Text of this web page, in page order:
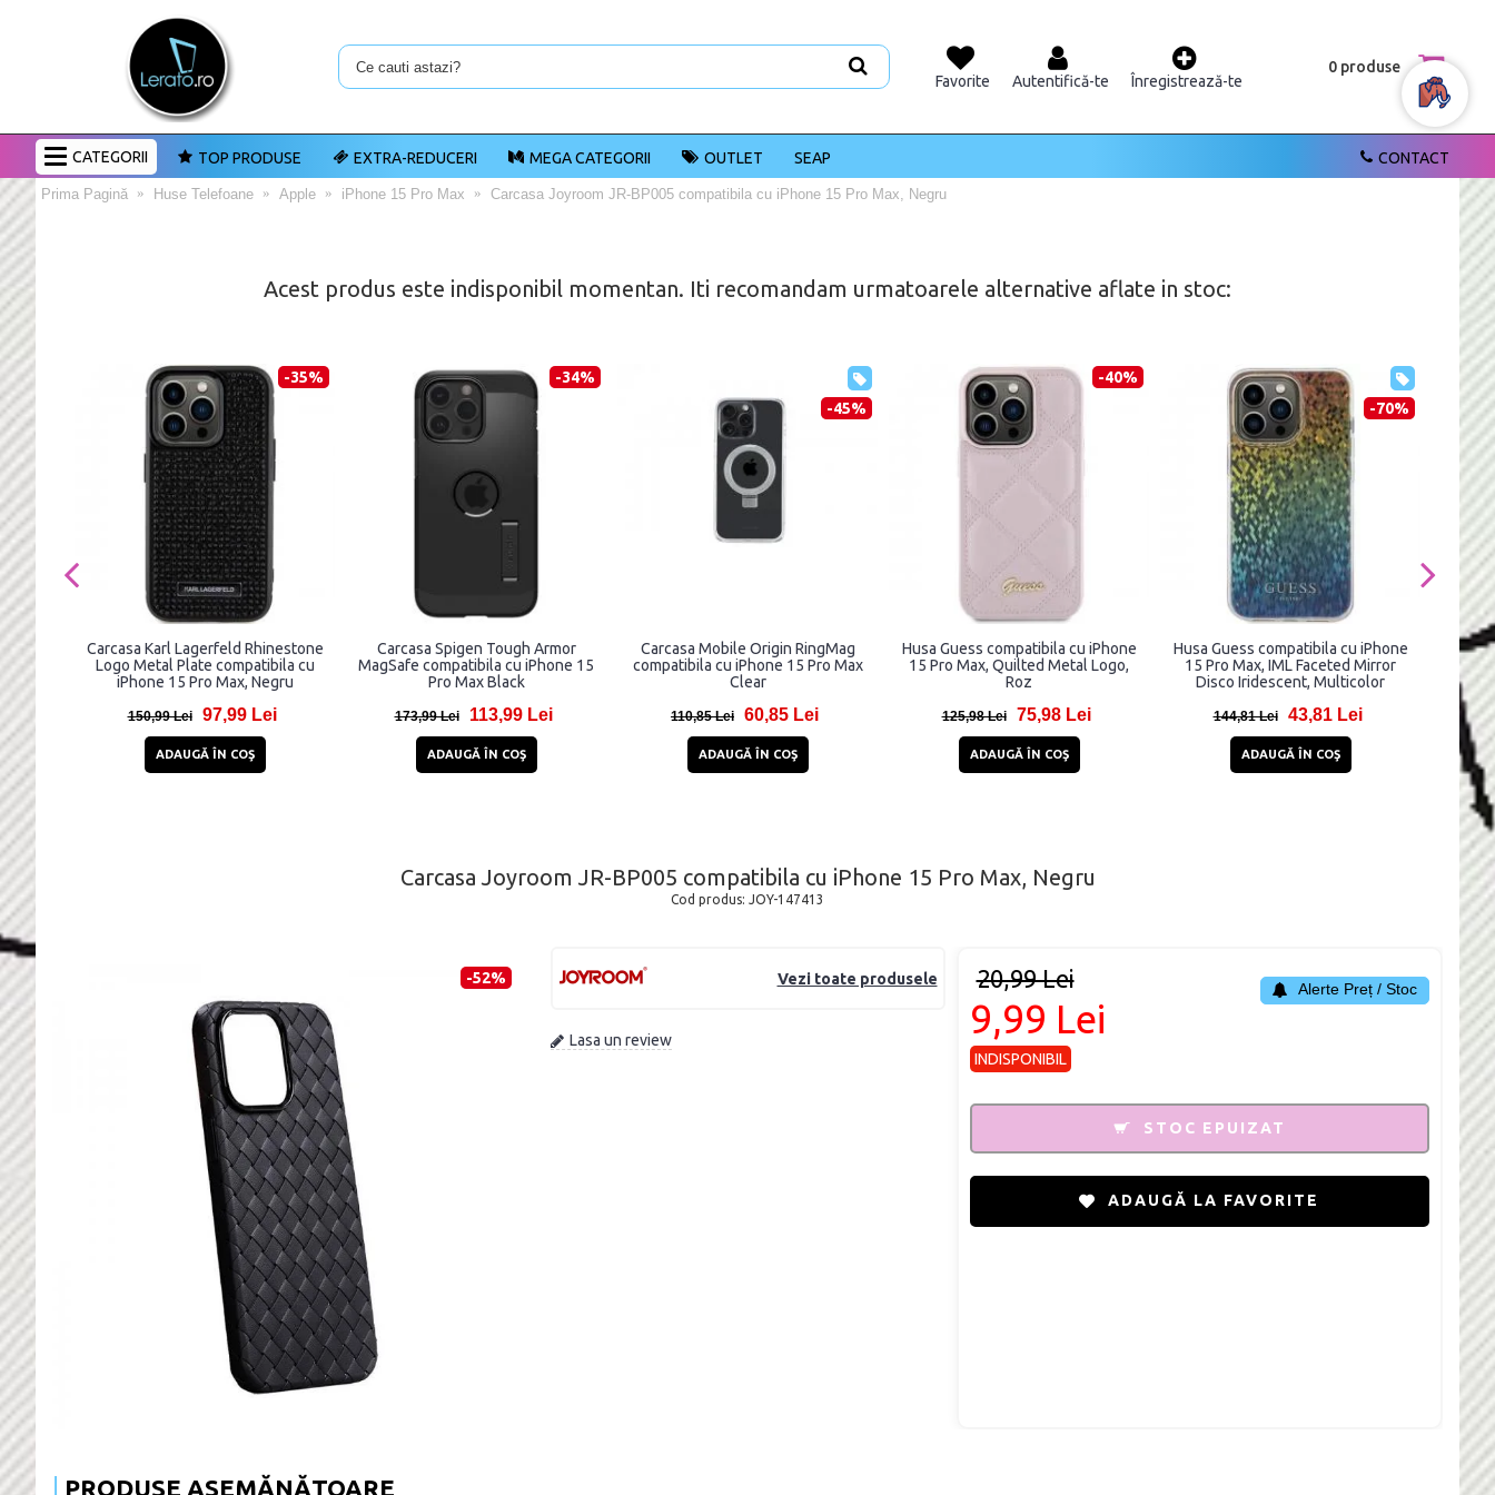
Favorite Autentifică-te Înregistrează-te
0 produse
CATEGORII CONTACT
TOP PRODUSE EXTRA-REDUCERI MEGA CATEGORII OUTLET SEAP
Prima Pagină Huse Telefoane Apple iPhone 15 Pro Max Carcasa Joyroom JR-BP005 compatibila cu iPhone 15 Pro Max, Negru
Acest produs este indisponibil momentan. Iti recomandam urmatoarele alternative aflate in stoc:
-35%
Carcasa Karl Lagerfeld Rhinestone
Logo Metal Plate compatibila cu
iPhone 15 Pro Max, Negru
150,99 Lei 97,99 Lei
ADAUGĂ ÎN COŞ
-34%
Carcasa Spigen Tough Armor
MagSafe compatibila cu iPhone 15
Pro Max Black
173,99 Lei 113,99 Lei
ADAUGĂ ÎN COŞ
-45%
Carcasa Mobile Origin RingMag
compatibila cu iPhone 15 Pro Max
Clear
110,85 Lei 60,85 Lei
ADAUGĂ ÎN COŞ
-40%
Husa Guess compatibila cu iPhone
15 Pro Max, Quilted Metal Logo,
Roz
125,98 Lei 75,98 Lei
ADAUGĂ ÎN COŞ
-70%
Husa Guess compatibila cu iPhone
15 Pro Max, IML Faceted Mirror
Disco Iridescent, Multicolor
144,81 Lei 43,81 Lei
ADAUGĂ ÎN COŞ
Carcasa Joyroom JR-BP005 compatibila cu iPhone 15 Pro Max, Negru
Cod produs: JOY-147413
-52% Vezi toate produsele
Lasa un review
20,99 Lei
9,99 Lei
INDISPONIBIL
Alerte Preț / Stoc
STOC EPUIZAT
ADAUGĂ LA FAVORITE
PRODUSE ASEMĂNĂTOARE